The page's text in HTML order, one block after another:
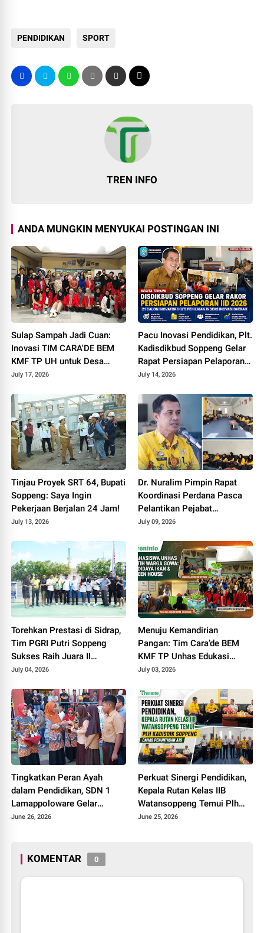
PENDIDIKAN SPORT
TREN INFO
ANDA MUNGKIN MENYUKAI POSTINGAN INI
Sulap Sampah Jadi Cuan:
Inovasi TIM CARA'DE BEM
KMF TP UH untuk Desa
Tinggimae
July 17, 2026
Pacu Inovasi Pendidikan, Plt.
Kadisdikbud Soppeng Gelar
Rapat Persiapan Pelaporan
Pengukuran IID 2026
July 14, 2026
Tinjau Proyek SRT 64, Bupati
Soppeng: Saya Ingin
Pekerjaan Berjalan 24 Jam!
July 13, 2026
Dr. Nuralim Pimpin Rapat
Koordinasi Perdana Pasca
Pelantikan Pejabat
Disdikbud Soppeng
July 09, 2026
Torehkan Prestasi di Sidrap,
Tim PGRI Putri Soppeng
Sukses Raih Juara II
Pickleball
July 04, 2026
Menuju Kemandirian
Pangan: Tim Cara’de BEM
KMF TP Unhas Edukasi
Warga Desa Tinggimae
Green House
July 03, 2026
Tingkatkan Peran Ayah
dalam Pendidikan, SDN 1
Lamappoloware Gelar
"Gerakan Ayah Mengambil
June 26, 2026
Perkuat Sinergi Pendidikan,
Kepala Rutan Kelas IIB
Watansoppeng Temui Plh
Kadisdik Soppeng Bahas
June 25, 2026
KOMENTAR 0